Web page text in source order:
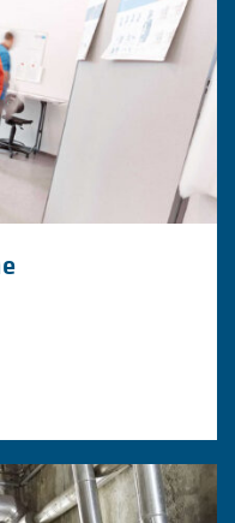
Inspektion,